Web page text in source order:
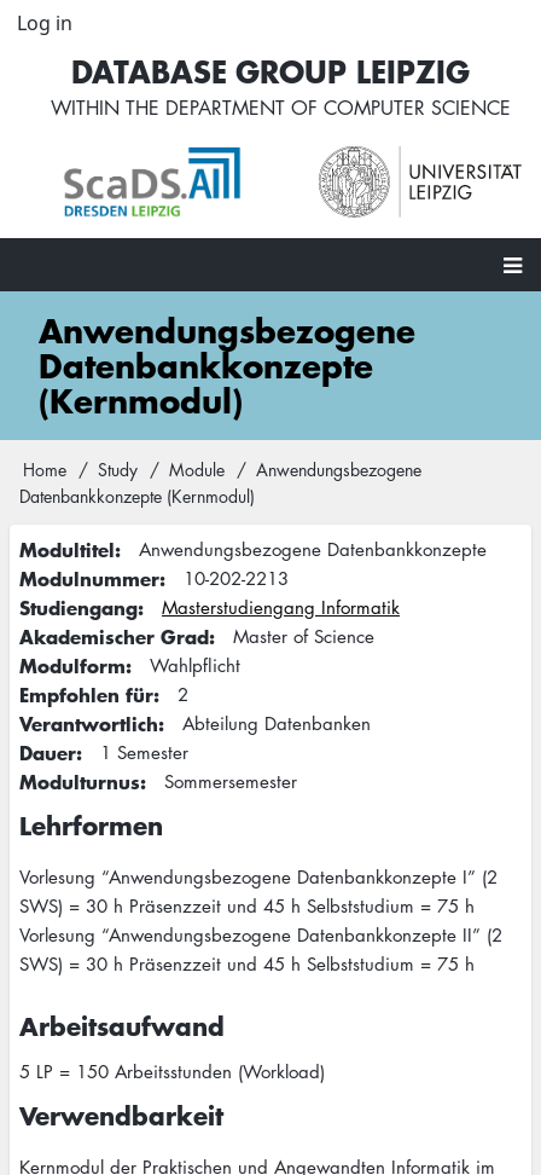
Skip
content
User
account
menu
Log in
DATABASE GROUP LEIPZIG
WITHIN THE DEPARTMENT OF COMPUTER SCIENCE
Main
navigation
Anwendungsbezogene
Datenbankkonzepte
(Kernmodul)
Breadcrumb
Home Study Module
Anwendungsbezogene
Datenbankkonzepte (Kernmodul)
Modultitel Anwendungsbezogene Datenbankkonzepte
Modulnummer 10-202-2213
Studiengang Masterstudiengang Informatik
Akademischer Grad Master of Science
Modulform Wahlpflicht
Empfohlen für 2
Verantwortlich Abteilung Datenbanken
Dauer 1 Semester
Modulturnus Sommersemester
Lehrformen
Vorlesung “Anwendungsbezogene Datenbankkonzepte I” (2
SWS) = 30 h Präsenzzeit und 45 h Selbststudium = 75 h
Vorlesung “Anwendungsbezogene Datenbankkonzepte II” (2
SWS) = 30 h Präsenzzeit und 45 h Selbststudium = 75 h
Arbeitsaufwand
5 LP = 150 Arbeitsstunden (Workload)
Verwendbarkeit
Kernmodul der Praktischen und Angewandten Informatik im